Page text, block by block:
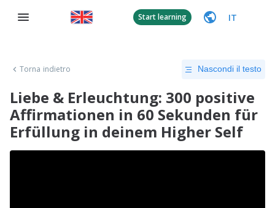
Start learning IT
Torna indietro Nascondi il testo
Liebe & Erleuchtung: 300 positive
Affirmationen in 60 Sekunden für
Erfüllung in deinem Higher Self